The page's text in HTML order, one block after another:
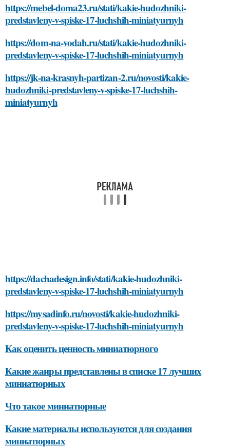
https://mebel-doma23.ru/stati/kakie-hudozhniki-
predstavleny-v-spiske-17-luchshih-miniatyurnyh
https://dom-na-vodah.ru/stati/kakie-hudozhniki-
predstavleny-v-spiske-17-luchshih-miniatyurnyh
https://jk-na-krasnyh-partizan-2.ru/novosti/kakie-
hudozhniki-predstavleny-v-spiske-17-luchshih-
miniatyurnyh
https://dachadesign.info/stati/kakie-hudozhniki-
predstavleny-v-spiske-17-luchshih-miniatyurnyh
https://mysadinfo.ru/novosti/kakie-hudozhniki-
predstavleny-v-spiske-17-luchshih-miniatyurnyh
Как оценить ценность миниатюрного
Какие жанры представлены в списке 17 лучших
миниатюрных
Что такое миниатюрные
Какие материалы используются для создания
миниатюрных